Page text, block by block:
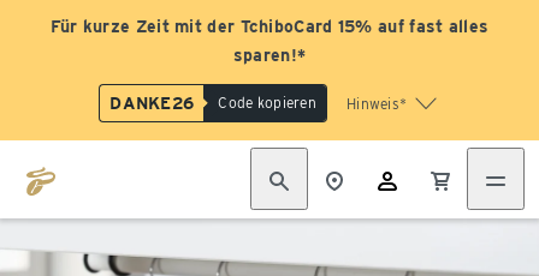
Für kurze Zeit mit der TchiboCard 15% auf fast alles
sparen!*
DANKE26 Code kopieren Hinweis*